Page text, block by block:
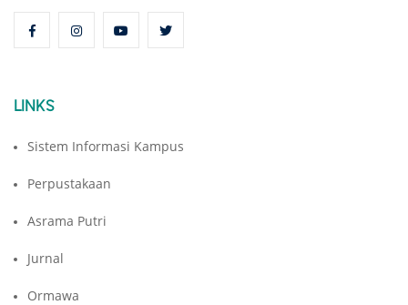
LINKS
Sistem Informasi Kampus
Perpustakaan
Asrama Putri
Jurnal
Ormawa